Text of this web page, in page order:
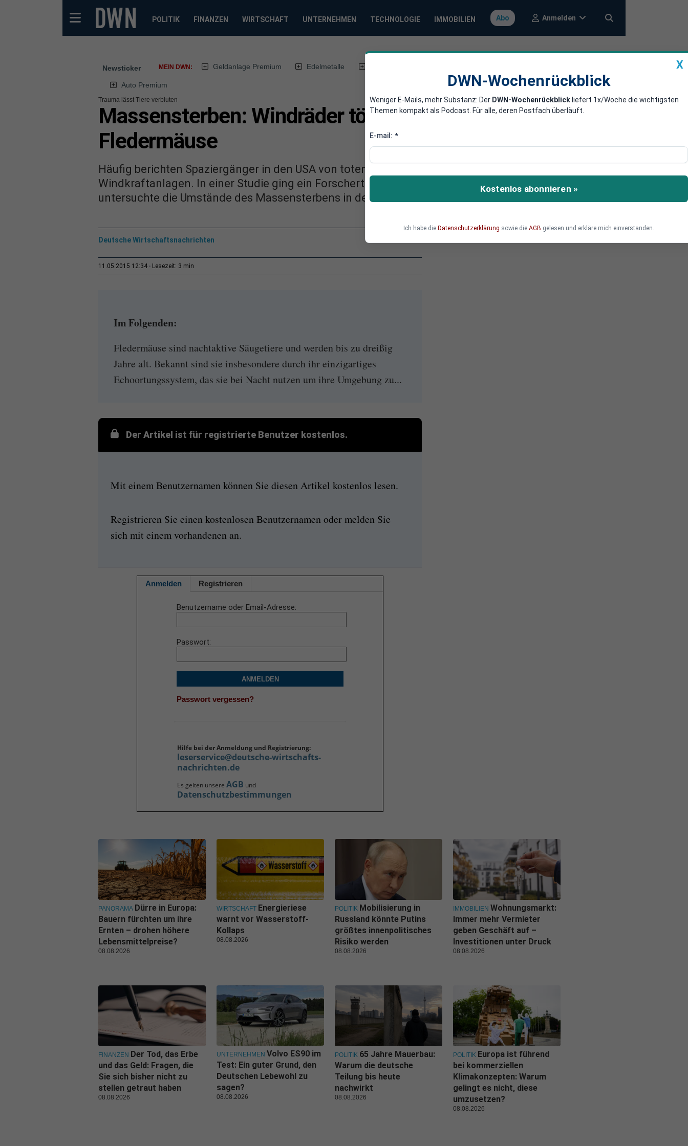
POLITIK FINANZEN WIRTSCHAFT UNTERNEHMEN TECHNOLOGIE IMMOBILIEN Abo Anmelden
Newsticker MEIN DWN: Geldanlage Premium Edelmetalle
Auto Premium
Trauma lässt Tiere verbluten
Massensterben: Windräder töten hunderttausende
Fledermäuse
Häufig berichten Spaziergänger in den USA von toten Fledermäusen in der Nähe von
Windkraftanlagen. In einer Studie ging ein Forscherteam der Sache auf den Grund und
untersuchte die Umstände des Massensterbens in der Nähe von Windrädern.
Deutsche Wirtschaftsnachrichten
11.05.2015 12:34 Lesezeit: 3 min
Im Folgenden:
Fledermäuse sind nachtaktive Säugetiere und werden bis zu dreißig
Jahre alt. Bekannt sind sie insbesondere durch ihr einzigartiges
Echoortungssystem, das sie bei Nacht nutzen um ihre Umgebung zu...
Der Artikel ist für registrierte Benutzer kostenlos.
Mit einem Benutzernamen können Sie diesen Artikel kostenlos lesen.
Registrieren Sie einen kostenlosen Benutzernamen oder melden Sie
sich mit einem vorhandenen an.
Anmelden Registrieren
Benutzername oder Email-Adresse
Passwort
ANMELDEN
Passwort vergessen?
Hilfe bei der Anmeldung und Registrierung:
leserservice@deutsche-wirtschafts-
nachrichten.de
Es gelten unsere AGB und
Datenschutzbestimmungen
X
DWN-Wochenrückblick
Weniger E-Mails, mehr Substanz: Der DWN-Wochenrückblick liefert 1x/Woche die wichtigsten
Themen kompakt als Podcast. Für alle, deren Postfach überläuft.
E-mail: *
Kostenlos abonnieren »
Ich habe die Datenschutzerklärung sowie die AGB gelesen und erkläre mich einverstanden.
PANORAMA Dürre in Europa:
Bauern fürchten um ihre
Ernten – drohen höhere
Lebensmittelpreise?
08.08.2026
WIRTSCHAFT Energieriese
warnt vor Wasserstoff-
Kollaps
08.08.2026
POLITIK Mobilisierung in
Russland könnte Putins
größtes innenpolitisches
Risiko werden
08.08.2026
IMMOBILIEN Wohnungsmarkt:
Immer mehr Vermieter
geben Geschäft auf –
Investitionen unter Druck
08.08.2026
FINANZEN Der Tod, das Erbe
und das Geld: Fragen, die
Sie sich bisher nicht zu
stellen getraut haben
08.08.2026
UNTERNEHMEN Volvo ES90 im
Test: Ein guter Grund, den
Deutschen Lebewohl zu
sagen?
08.08.2026
POLITIK 65 Jahre Mauerbau:
Warum die deutsche
Teilung bis heute
nachwirkt
08.08.2026
POLITIK Europa ist führend
bei kommerziellen
Klimakonzepten: Warum
gelingt es nicht, diese
umzusetzen?
08.08.2026